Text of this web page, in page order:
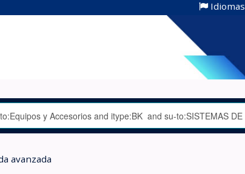
Idiomas
avanzada